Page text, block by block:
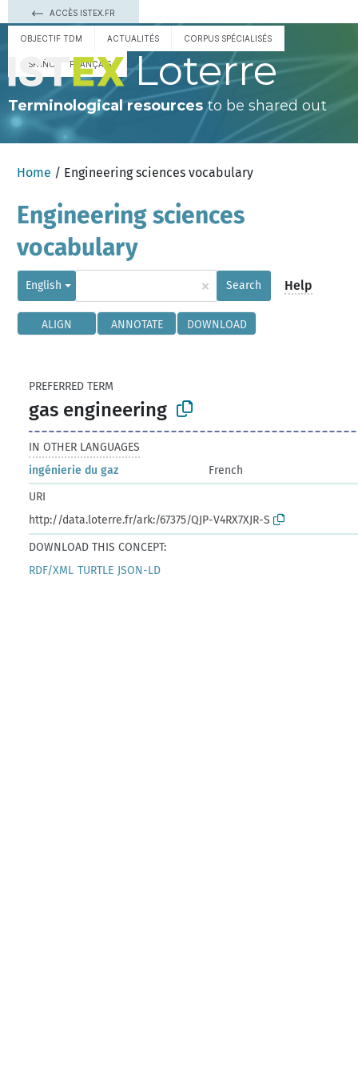
ACCÈS ISTEX.FR
OBJECTIF TDM ACTUALITÉS CORPUS SPÉCIALISÉS
ESPAÑOL FRANÇAIS Loterre
Terminological resourcesto be shared out
Home / Engineering sciences vocabulary
Engineering sciences
vocabulary
English × Search Help
ALIGN ANNOTATE DOWNLOAD
PREFERRED TERM
gas engineering
IN OTHER LANGUAGES
ingénierie du gaz
French
URI
http://data.loterre.fr/ark:/67375/QJP-V4RX7XJR-S
DOWNLOAD THIS CONCEPT:
RDF/XML TURTLE JSON-LD